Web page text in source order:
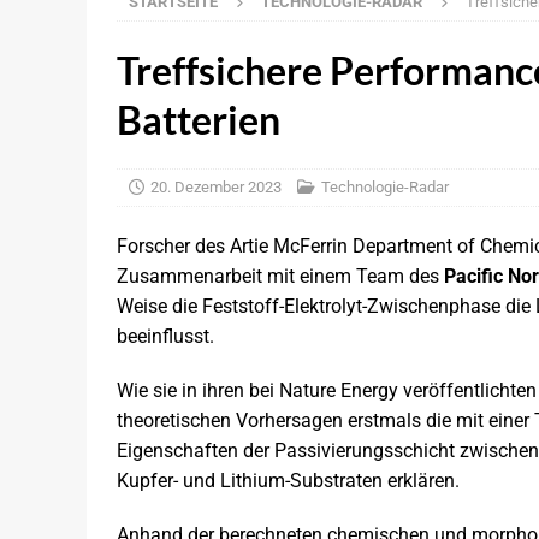
[ 5. August 2026 ] Qualcomm ordnet
[ 5. August 2026 ] Nvidia: Offenes
Qualcomm und
[ 4. August 2026 ]
NEWS
[ 4. August 2026 ] BMW setzt bei
[ 4. August 2026 ] Rohm: Online-
BRANCHEN-NEWS
[ 5. August 2026 ] Uber: Grünes Licht
Treffsichere
Batterien
20. Dezember 2023 Technologie-Radar
Forscher des Artie McFerrin Department of
Zusammenarbeit mit einem Team des Pacific
Weise die Feststoff-Elektrolyt-Zwischenphase
beeinflusst.
Wie sie in ihren bei Nature Energy
theoretischen Vorhersagen erstmals die mit
Eigenschaften der Passivierungsschicht
Kupfer- und Lithium-Substraten erklären.